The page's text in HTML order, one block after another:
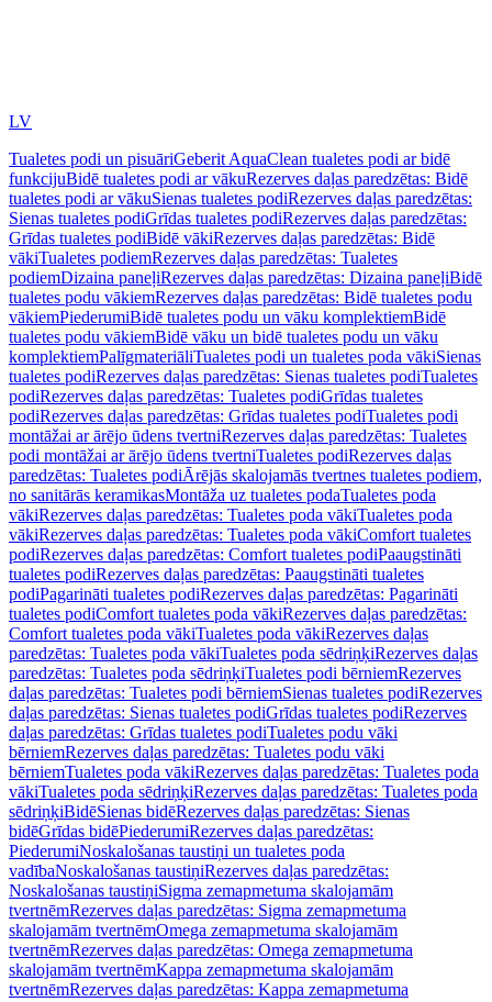
LV
Tualetes podi un pisuāriGeberit AquaClean tualetes podi ar bidē
funkcijuBidē tualetes podi ar vākuRezerves daļas paredzētas: Bidē
tualetes podi ar vākuSienas tualetes podiRezerves daļas paredzētas:
Sienas tualetes podiGrīdas tualetes podiRezerves daļas paredzētas:
Grīdas tualetes podiBidē vākiRezerves daļas paredzētas: Bidē
vākiTualetes podiemRezerves daļas paredzētas: Tualetes
podiemDizaina paneļiRezerves daļas paredzētas: Dizaina paneļiBidē
tualetes podu vākiemRezerves daļas paredzētas: Bidē tualetes podu
vākiemPiederumiBidē tualetes podu un vāku komplektiemBidē
tualetes podu vākiemBidē vāku un bidē tualetes podu un vāku
komplektiemPalīgmateriāliTualetes podi un tualetes poda vākiSienas
tualetes podiRezerves daļas paredzētas: Sienas tualetes podiTualetes
podiRezerves daļas paredzētas: Tualetes podiGrīdas tualetes
podiRezerves daļas paredzētas: Grīdas tualetes podiTualetes podi
montāžai ar ārējo ūdens tvertniRezerves daļas paredzētas: Tualetes
podi montāžai ar ārējo ūdens tvertniTualetes podiRezerves daļas
paredzētas: Tualetes podiĀrējās skalojamās tvertnes tualetes podiem,
no sanitārās keramikasMontāža uz tualetes podaTualetes poda
vākiRezerves daļas paredzētas: Tualetes poda vākiTualetes poda
vākiRezerves daļas paredzētas: Tualetes poda vākiComfort tualetes
podiRezerves daļas paredzētas: Comfort tualetes podiPaaugstināti
tualetes podiRezerves daļas paredzētas: Paaugstināti tualetes
podiPagarināti tualetes podiRezerves daļas paredzētas: Pagarināti
tualetes podiComfort tualetes poda vākiRezerves daļas paredzētas:
Comfort tualetes poda vākiTualetes poda vākiRezerves daļas
paredzētas: Tualetes poda vākiTualetes poda sēdriņķiRezerves daļas
paredzētas: Tualetes poda sēdriņķiTualetes podi bērniemRezerves
daļas paredzētas: Tualetes podi bērniemSienas tualetes podiRezerves
daļas paredzētas: Sienas tualetes podiGrīdas tualetes podiRezerves
daļas paredzētas: Grīdas tualetes podiTualetes podu vāki
bērniemRezerves daļas paredzētas: Tualetes podu vāki
bērniemTualetes poda vākiRezerves daļas paredzētas: Tualetes poda
vākiTualetes poda sēdriņķiRezerves daļas paredzētas: Tualetes poda
sēdriņķiBidēSienas bidēRezerves daļas paredzētas: Sienas
bidēGrīdas bidēPiederumiRezerves daļas paredzētas:
PiederumiNoskalošanas taustiņi un tualetes poda
vadībaNoskalošanas taustiņiRezerves daļas paredzētas:
Noskalošanas taustiņiSigma zemapmetuma skalojamām
tvertnēmRezerves daļas paredzētas: Sigma zemapmetuma
skalojamām tvertnēmOmega zemapmetuma skalojamām
tvertnēmRezerves daļas paredzētas: Omega zemapmetuma
skalojamām tvertnēmKappa zemapmetuma skalojamām
tvertnēmRezerves daļas paredzētas: Kappa zemapmetuma